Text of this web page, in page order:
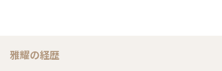
雅耀の経歴